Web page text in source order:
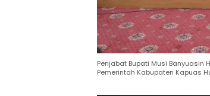
Penjabat Bupati Musi
Pemerintah Kabupaten Kapuas